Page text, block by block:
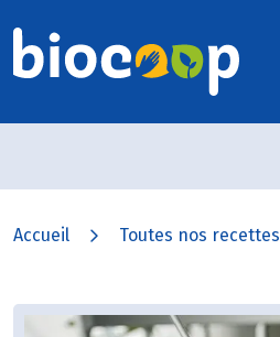
Accueil Toutes nos recettes